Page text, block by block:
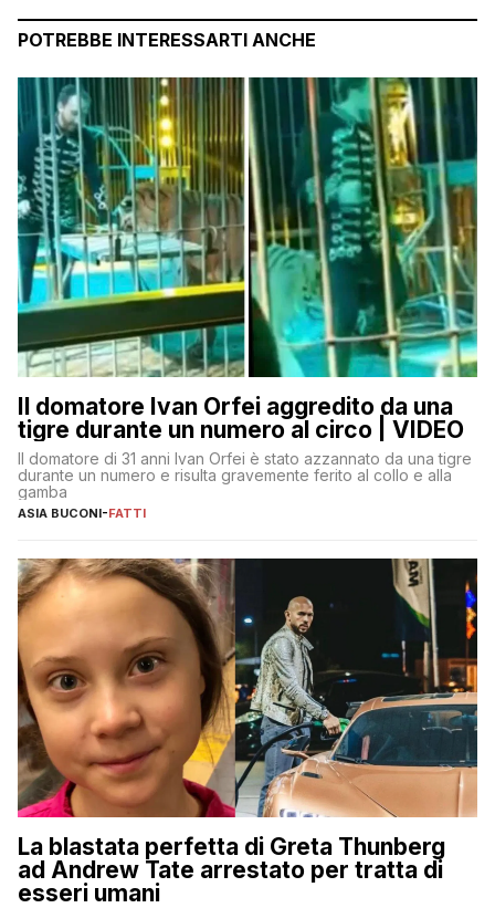
POTREBBE INTERESSARTI ANCHE
Il domatore Ivan Orfei aggredito da una
tigre durante un numero al circo | VIDEO
Il domatore di 31 anni Ivan Orfei è stato azzannato da una tigre
durante un numero e risulta gravemente ferito al collo e alla
gamba
ASIA BUCONI-FATTI
La blastata perfetta di Greta Thunberg
ad Andrew Tate arrestato per tratta di
esseri umani